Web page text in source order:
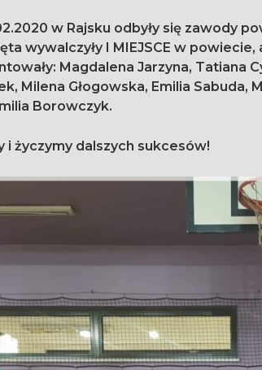
w Rajsku odbyły się zawody
Magdalena Jarzyna, Tatiana
Milena Głogowska, Emilia Sabuda,
Borowczyk.
i życzymy dalszych sukcesów!